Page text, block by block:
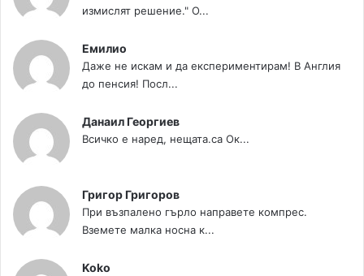
измислят решение." О...
Емилио
Даже не искам и да експериментирам! В Англия
до пенсия! Посл...
Данаил Георгиев
Всичко е наред, нещата.са Ок...
Григор Григоров
При възпалено гърло направете компрес.
Вземете малка носна к...
Koko